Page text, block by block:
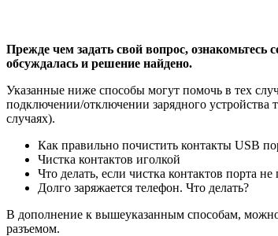
Прежде чем задать свой вопрос,
обсуждалась и решение найдено.
Указанные ниже способы могут помочь в тех
подключении/отключении зарядного устройства
случаях).
Как правильно почистить контакты USB
Чистка контактов иголкой
Что делать, если чистка контактов порта не
Долго заряжается телефон. Что делать?
В дополнение к вышеуказанным способам, можно
разъемом.